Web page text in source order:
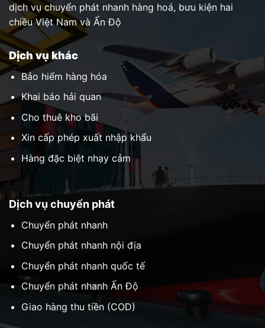
dịch vụ chuyển phát nhanh hàng hoá, bưu kiện hai
chiều Việt Nam và Ấn Độ
Dịch vụ chuyển phát
Chuyển phát nhanh
Chuyển phát nhanh nội địa
Chuyển phát nhanh quốc tế
Chuyển phát nhanh Ấn Độ
Giao hàng thu tiền (COD)
Dịch vụ khác
Bảo hiểm hàng hóa
Khai báo hải quan
Cho thuê kho bãi
Xin cấp phép xuất nhập khẩu
Hàng đặc biệt nhạy cảm